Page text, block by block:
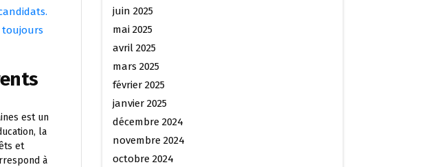
toujours
est un
la
et
à
juin 2025
mai 2025
avril 2025
mars 2025
février 2025
janvier 2025
décembre 2024
novembre 2024
octobre 2024